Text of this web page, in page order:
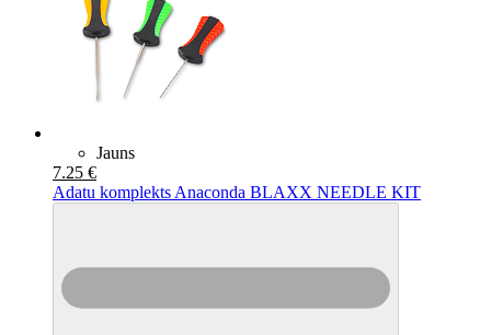
Jauns
7.25 €
Adatu komplekts Anaconda BLAXX NEEDLE KIT